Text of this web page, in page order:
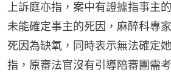
上訴庭亦指，案中有證據指事主
未能確定事主的死因，麻醉科專
死因為缺氧，同時表示無法確定
指，原審法官沒有引導陪審團需